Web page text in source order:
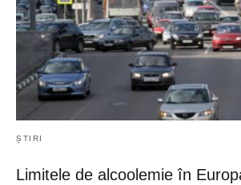
ȘTIRI
Limitele de alcoolemie în